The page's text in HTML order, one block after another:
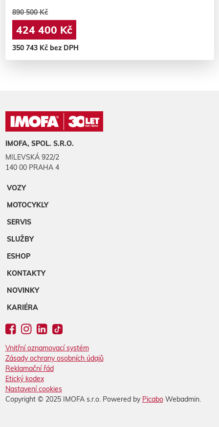
890 500 Kč
424 400 Kč
350 743 Kč bez DPH
IMOFA, SPOL. S.R.O.
MILEVSKÁ 922/2
140 00 PRAHA 4
VOZY
MOTOCYKLY
SERVIS
SLUŽBY
ESHOP
KONTAKTY
NOVINKY
KARIÉRA
Vnitřní oznamovací systém
Zásady ochrany osobních údajů
Reklamační řád
Etický kodex
Nastavení cookies
Copyright © 2025 IMOFA s.r.o. Powered by PicaboWebadmin.